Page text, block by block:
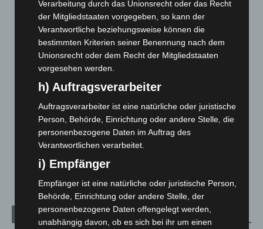
Mann läuft mit Hockeyschläger über A7 – Polizei sucht
Zeugen
5. August 2026
Celle: Mensch stirbt bei Bagger-Unfall auf Baustelle
Gasleitung bei McDonald’s-Umbau in Langenhagen
beschädigt
3. August 2026
Kategorien
Verarbeitung durch das Unionsrecht oder das Recht
der Mitgliedstaaten vorgegeben, so kann der
Verantwortliche beziehungsweise können die
bestimmten Kriterien seiner Benennung nach dem
Unionsrecht oder dem Recht der Mitgliedstaaten
vorgesehen werden.
h) Auftragsverarbeiter
Auftragsverarbeiter ist eine natürliche oder juristische
Person, Behörde, Einrichtung oder andere Stelle, die
personenbezogene Daten im Auftrag des
Verantwortlichen verarbeitet.
i) Empfänger
Empfänger ist eine natürliche oder juristische Person,
Behörde, Einrichtung oder andere Stelle, der
personenbezogene Daten offengelegt werden,
unabhängig davon, ob es sich bei ihr um einen